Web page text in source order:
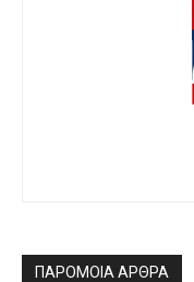
ΠΑΡΟΜΟΙΑ ΑΡΘΡΑ